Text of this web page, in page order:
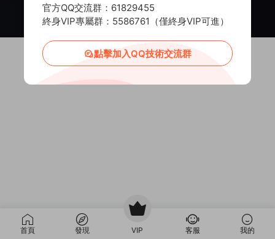
Copyright © 2012-2025 MiR6.COMAll Rights Reserved
投訴郵箱： Mail@Mir6.com 蜀ICP備2022016462号-2
首頁 發現 VIP 客服 我的
官方QQ交流群：61829455
終身VIP專屬群：5586761（僅終身VIP可進）
點擊加入QQ技術交流群